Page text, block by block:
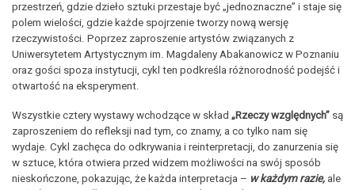
przestrzeń, gdzie dzieło sztuki przestaje być „jednoznaczne” i staje się
polem wielości, gdzie każde spojrzenie tworzy nową wersję
rzeczywistości. Poprzez zaproszenie artystów związanych z
Uniwersytetem Artystycznym im. Magdaleny Abakanowicz w Poznaniu
oraz gości spoza instytucji, cykl ten podkreśla różnorodność podejść i
otwartość na eksperyment.
Wszystkie cztery wystawy wchodzące w skład „Rzeczy względnych” są
zaproszeniem do refleksji nad tym, co znamy, a co tylko nam się
wydaje. Cykl zachęca do odkrywania i reinterpretacji, do zanurzenia się
w sztuce, która otwiera przed widzem możliwości na swój sposób
nieskończone, pokazując, że każda interpretacja – w każdym razie, ale